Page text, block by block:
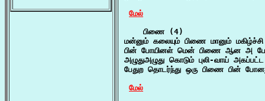
மேல்
    பிணை (4)
மன்னும் கலையும் பிணை மானும்
பின் போயினள் மென் பிணை ஆன அ
அழுதுஅழுது கொடும் புலி-வாய்
பேதுற தொடர்ந்து ஒரு பிணை பின்
மேல்